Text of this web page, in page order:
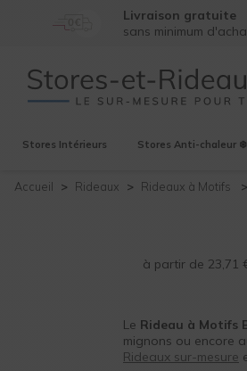
Livraison gratuite
sans minimum
Stores Intérieurs Stores Anti-chaleur ❄️
Accueil Rideaux Rideaux à Motifs
à partir de 23,71
Le Rideau à Motifs
mignons ou encore
Rideaux sur-mesure